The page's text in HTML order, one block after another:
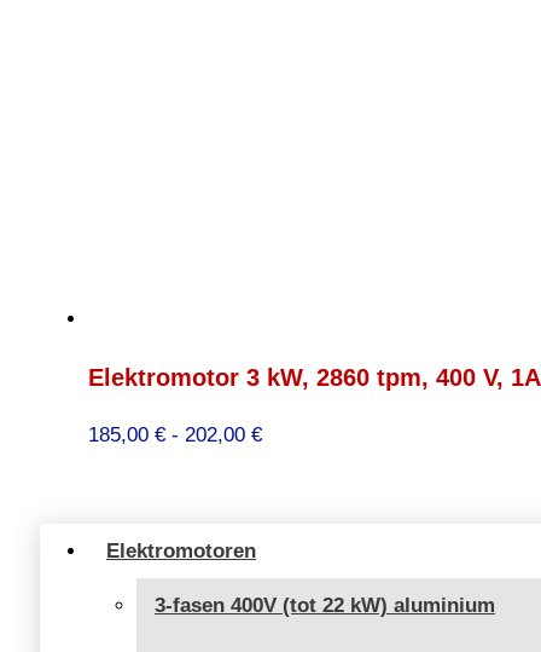
Elektromotoren
3-fasen 400V (tot 22 kW) aluminium
Elektromotor 3 kW, 2860 tpm, 400 V,
185,00 € - 202,00 €Prijsklasse: